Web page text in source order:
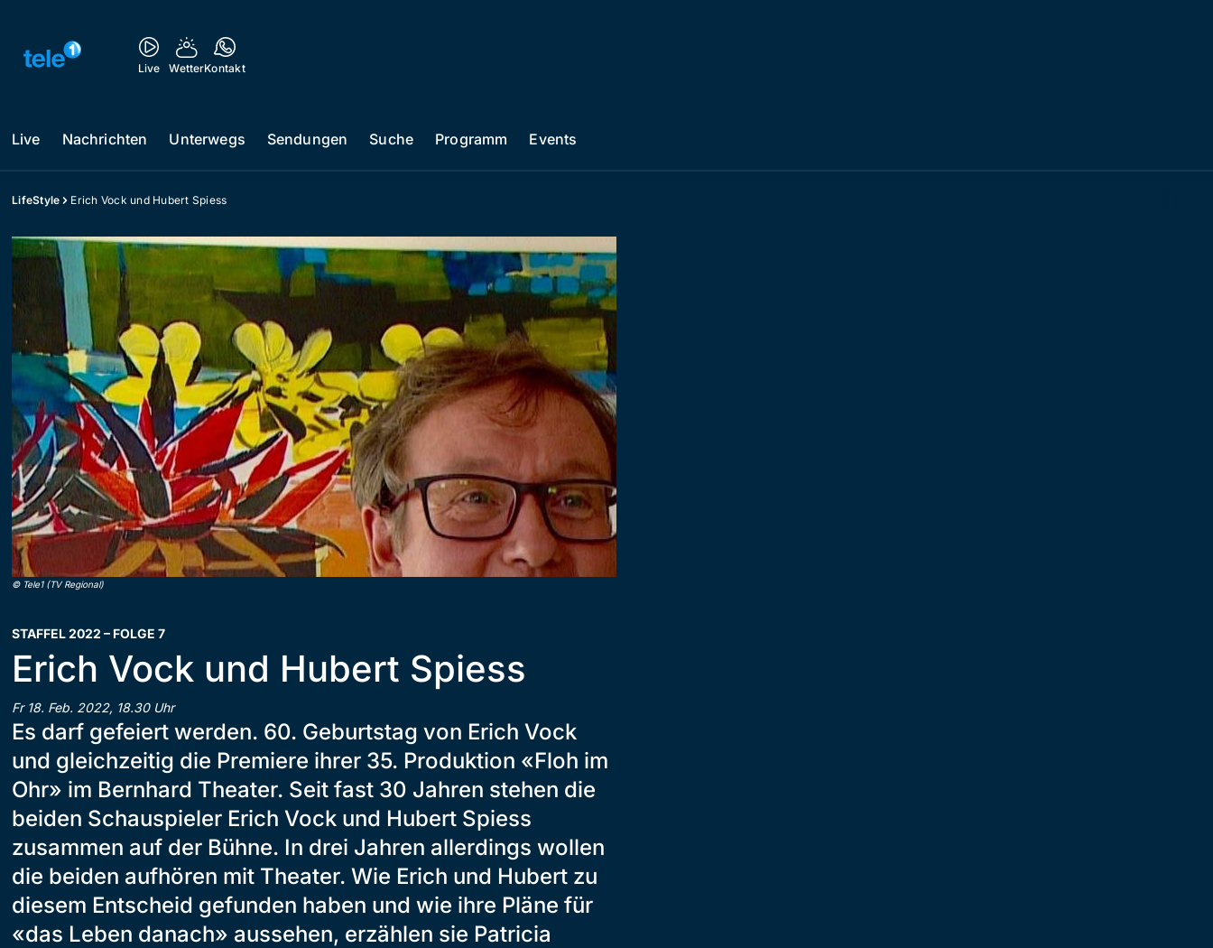
Live WetterKontakt
Live Nachrichten Unterwegs Sendungen Suche Programm Events
LifeStyle Erich Vock und Hubert Spiess
© Tele1 (TV Regional)
STAFFEL 2022 – FOLGE 7
Erich Vock und Hubert Spiess
Fr 18. Feb. 2022, 18.30 Uhr
Es darf gefeiert werden. 60. Geburtstag von Erich Vock
und gleichzeitig die Premiere ihrer 35. Produktion «Floh im
Ohr» im Bernhard Theater. Seit fast 30 Jahren stehen die
beiden Schauspieler Erich Vock und Hubert Spiess
zusammen auf der Bühne. In drei Jahren allerdings wollen
die beiden aufhören mit Theater. Wie Erich und Hubert zu
diesem Entscheid gefunden haben und wie ihre Pläne für
«das Leben danach» aussehen, erzählen sie Patricia